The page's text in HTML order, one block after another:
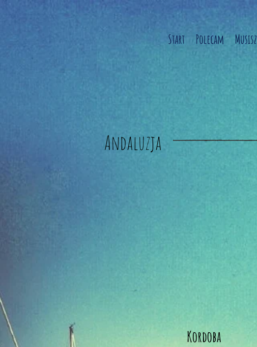
Start Polecam
Andaluzja
Kordoba